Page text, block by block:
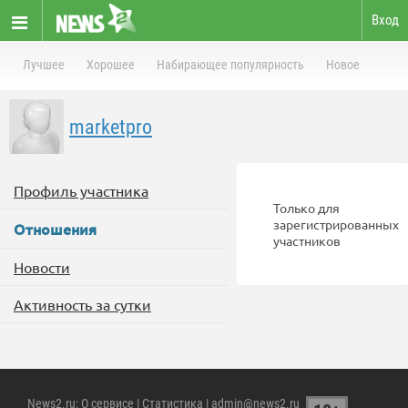
Вход
Лучшее Хорошее Набирающее популярность Новое
marketpro
Профиль участника
Отношения
Новости
Активность за сутки
Только для
зарегистрированных
участников
News2.ru: О сервисе | Статистика | admin@news2.ru